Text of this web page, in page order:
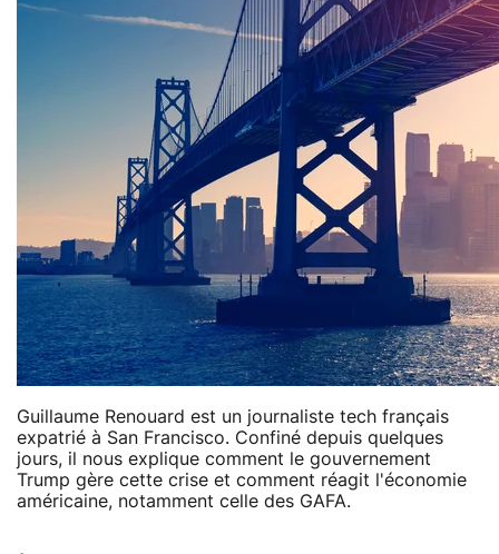
Guillaume Renouard est un journaliste tech français
expatrié à San Francisco. Confiné depuis quelques
jours, il nous explique comment le gouvernement
Trump gère cette crise et comment réagit l'économie
américaine, notamment celle des GAFA.